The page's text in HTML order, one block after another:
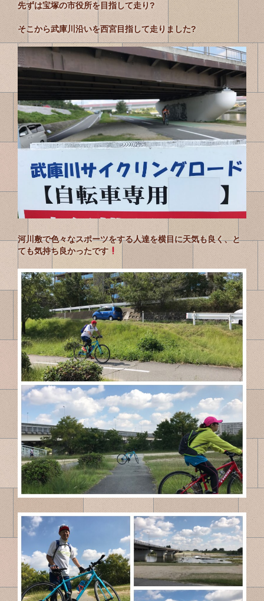
先ずは宝塚の市役所を目指して走り?
そこから武庫川沿いを西宮目指して走りました?
河川敷で色々なスポーツをする人達を横目に天気も良く、と
ても気持ち良かったです